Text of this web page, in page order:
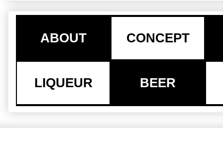
ABOUT CONCEPT
LIQUEUR BEER